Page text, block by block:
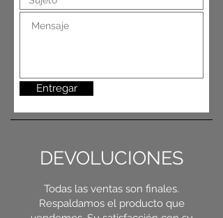
Entregar
DEVOLUCIONES
Todas las ventas son finales.
Respaldamos el producto que